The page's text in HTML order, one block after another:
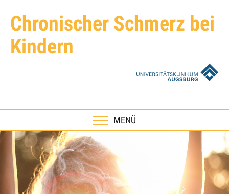
Chronischer Schmerz bei
Kindern
MENÜ